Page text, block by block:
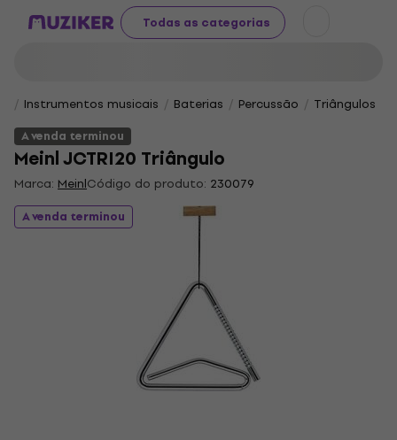
Todas as categorias
Instrumentos musicais Baterias Percussão
Triângulos
A venda terminou
Meinl JCTRI20 Triângulo
Marca: MeinlCódigo do produto: 230079
A venda terminou